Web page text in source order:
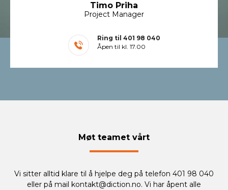
Timo Priha
Project Manager
Ring til 401 98 040
Åpen til kl. 17.00
Møt teamet vårt
Vi sitter alltid klare til å hjelpe deg på telefon 401 98 040
eller på mail kontakt@diction.no. Vi har åpent alle